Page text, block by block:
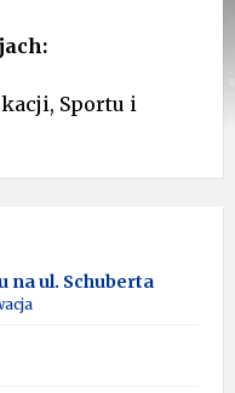
Sportu i
na ul. Schuberta